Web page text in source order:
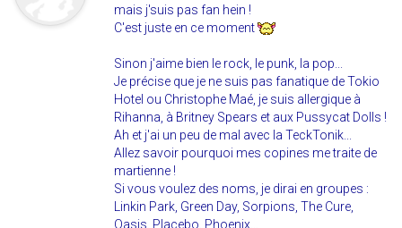
mais j'suis pas fan hein !
C'est juste en ce moment
Sinon j'aime bien le rock, le punk, la pop...
Je précise que je ne suis pas fanatique de Tokio
Hotel ou Christophe Maé, je suis allergique à
Rihanna, à Britney Spears et aux Pussycat Dolls !
Ah et j'ai un peu de mal avec la TeckTonik...
Allez savoir pourquoi mes copines me traite de
martienne !
Si vous voulez des noms, je dirai en groupes :
Linkin Park, Green Day, Sorpions, The Cure,
Oasis, Placebo, Phoenix...